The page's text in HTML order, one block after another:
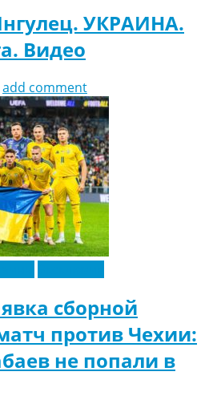
УКРАИНА.
Видео
add comment
сборной
против Чехии:
не попали в